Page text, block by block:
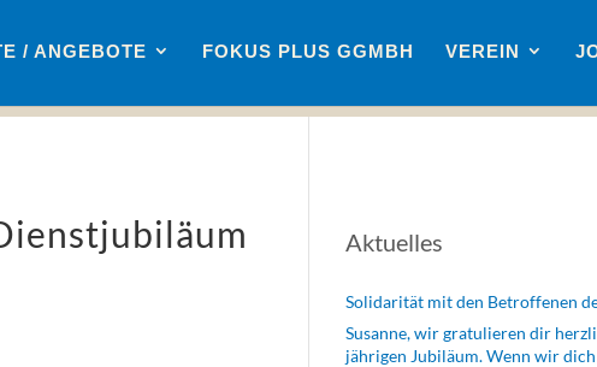
/ ANGEBOTE FOKUS PLUS GGMBH VEREIN
Aktuelles
Solidarität mit den Betroffenen
Susanne, wir gratulieren dir
jährigen Jubiläum. Wenn wir